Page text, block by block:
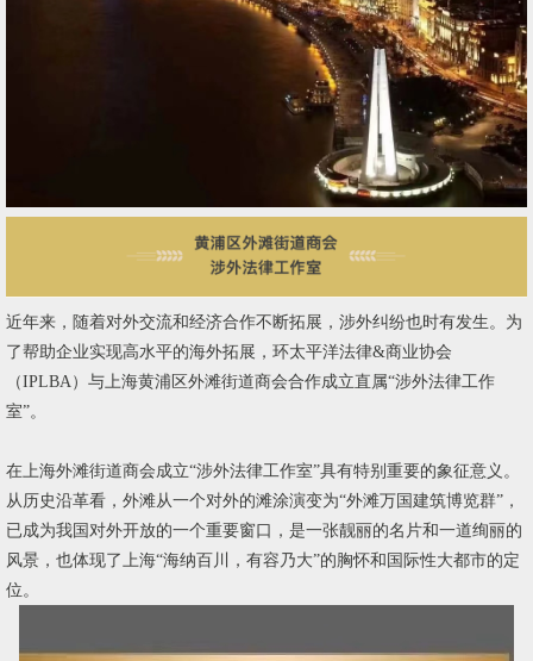
近年来，随着对外交流和经济合作不断拓展，涉外纠纷也时有发生。为
了帮助企业实现高水平的海外拓展，环太平洋法律&商业协会
（IPLBA）与上海黄浦区外滩街道商会合作成立直属“涉外法律工作
室”。
在上海外滩街道商会成立“涉外法律工作室”具有特别重要的象征意义。
从历史沿革看，外滩从一个对外的滩涂演变为“外滩万国建筑博览群”，
已成为我国对外开放的一个重要窗口，是一张靓丽的名片和一道绚丽的
风景，也体现了上海“海纳百川，有容乃大”的胸怀和国际性大都市的定
位。